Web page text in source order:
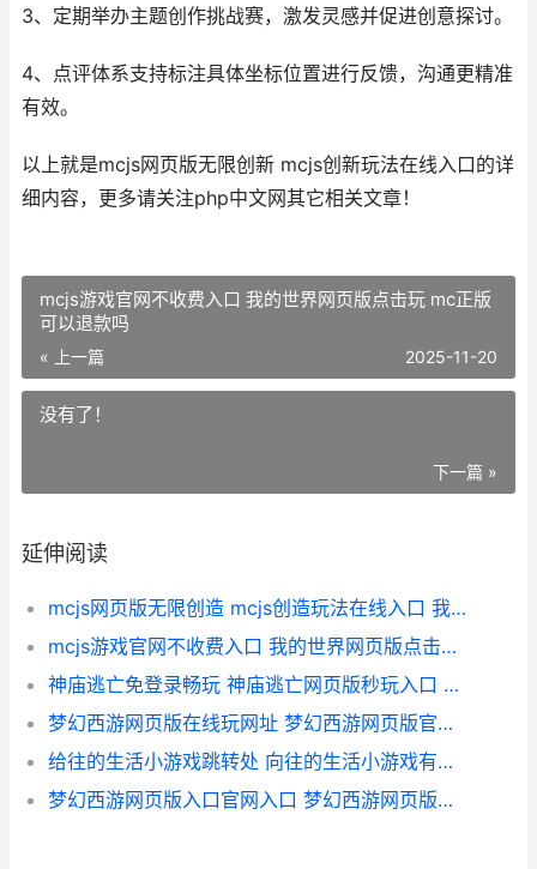
3、定期举办主题创作挑战赛，激发灵感并促进创意探讨。
4、点评体系支持标注具体坐标位置进行反馈，沟通更精准
有效。
以上就是mcjs网页版无限创新 mcjs创新玩法在线入口的详
细内容，更多请关注php中文网其它相关文章！
mcjs游戏官网不收费入口 我的世界网页版点击玩 mc正版
可以退款吗
« 上一篇 2025-11-20
没有了！
下一篇 »
延伸阅读
mcjs网页版无限创造 mcjs创造玩法在线入口 我的世界网页版无需下载
mcjs游戏官网不收费入口 我的世界网页版点击玩 mc正版可以退款吗
神庙逃亡免登录畅玩 神庙逃亡网页版秒玩入口 神庙逃亡不用下载在线玩
梦幻西游网页版在线玩网址 梦幻西游网页版官网链接进入 梦幻西游网页版攻略
给往的生活小游戏跳转处 向往的生活小游戏有哪些
梦幻西游网页版入口官网入口 梦幻西游网页版在线玩官网 梦幻西游网页版计算器工具箱